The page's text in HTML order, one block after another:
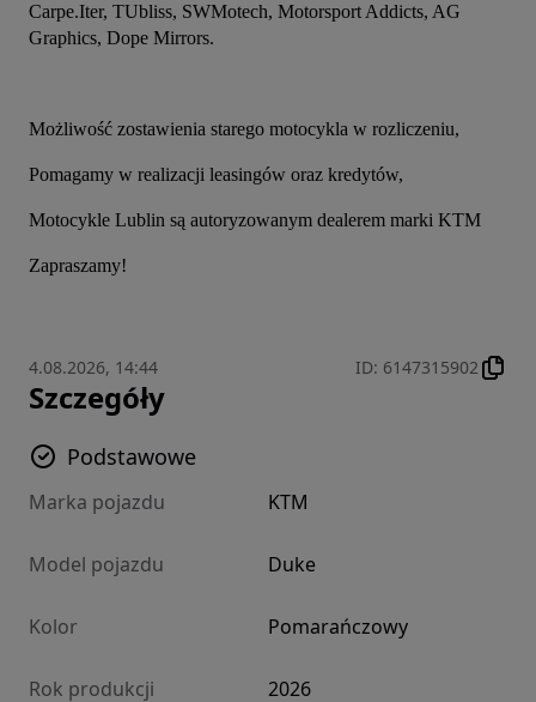
Carpe.Iter, TUbliss, SWMotech, Motorsport Addicts, AG
Graphics, Dope Mirrors.
Możliwość zostawienia starego motocykla w rozliczeniu,
Pomagamy w realizacji leasingów oraz kredytów,
Motocykle Lublin są autoryzowanym dealerem marki KTM
Zapraszamy!
4.08.2026, 14:44 ID: 6147315902
Szczegóły
Podstawowe
Marka pojazdu KTM
Model pojazdu Duke
Kolor Pomarańczowy
Rok produkcji 2026